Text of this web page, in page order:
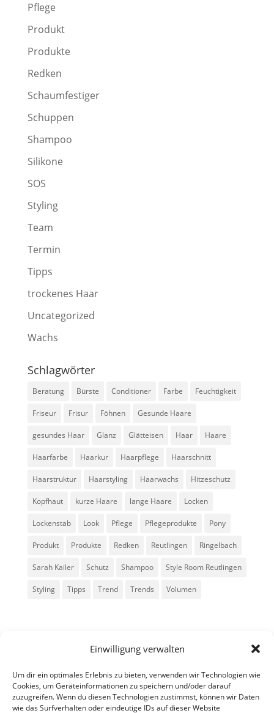
Einwilligung verwalten
Um dir ein optimales Erlebnis zu bieten, verwenden wir Technologien wie
Cookies, um Geräteinformationen zu speichern und/oder darauf
zuzugreifen. Wenn du diesen Technologien zustimmst, können wir Daten
wie das Surfverhalten oder eindeutige IDs auf dieser Website
Pflege
Produkt
Produkte
Redken
Schaumfestiger
Schuppen
Shampoo
Silikone
SOS
Styling
Team
Termin
Tipps
trockenes Haar
Uncategorized
Wachs
Schlagwörter
Beratung Bürste Conditioner Farbe Feuchtigkeit
Friseur Frisur Föhnen Gesunde Haare
gesundes Haar Glanz Glätteisen Haar Haare
Haarfarbe Haarkur Haarpflege Haarschnitt
Haarstruktur Haarstyling Haarwachs Hitzeschutz
Kopfhaut kurze Haare lange Haare Locken
Lockenstab Look Pflege Pflegeprodukte Pony
Produkt Produkte Redken Reutlingen Ringelbach
Sarah Kailer Schutz Shampoo Style Room Reutlingen
Styling Tipps Trend Trends Volumen
Alle Rechte vorbehalten - Sarah Kailer